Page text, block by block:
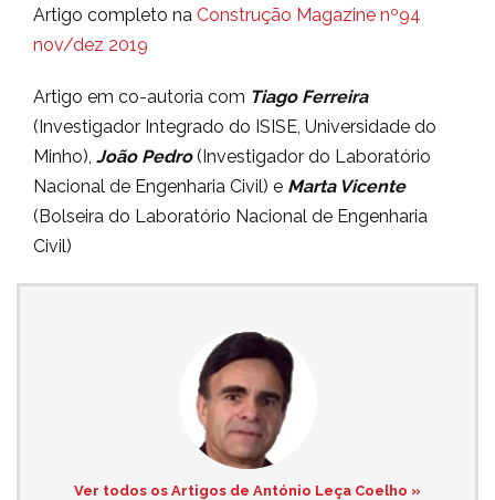
Artigo completo na Construção Magazine nº94
nov/dez 2019
Artigo em co-autoria com Tiago Ferreira
(Investigador Integrado do ISISE, Universidade do
Minho), João Pedro(Investigador do Laboratório
Nacional de Engenharia Civil) e Marta Vicente
(Bolseira do Laboratório Nacional de Engenharia
Civil)
Ver todos os Artigos de António Leça Coelho »